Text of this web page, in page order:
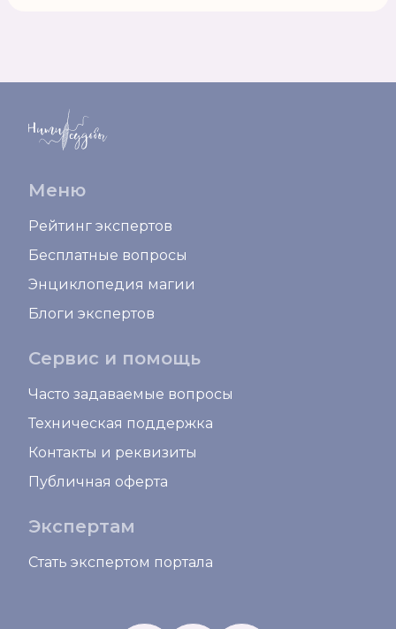
Меню
Рейтинг экспертов
Бесплатные вопросы
Энциклопедия магии
Блоги экспертов
Сервис и помощь
Часто задаваемые вопросы
Техническая поддержка
Контакты и реквизиты
Публичная оферта
Экспертам
Стать экспертом портала